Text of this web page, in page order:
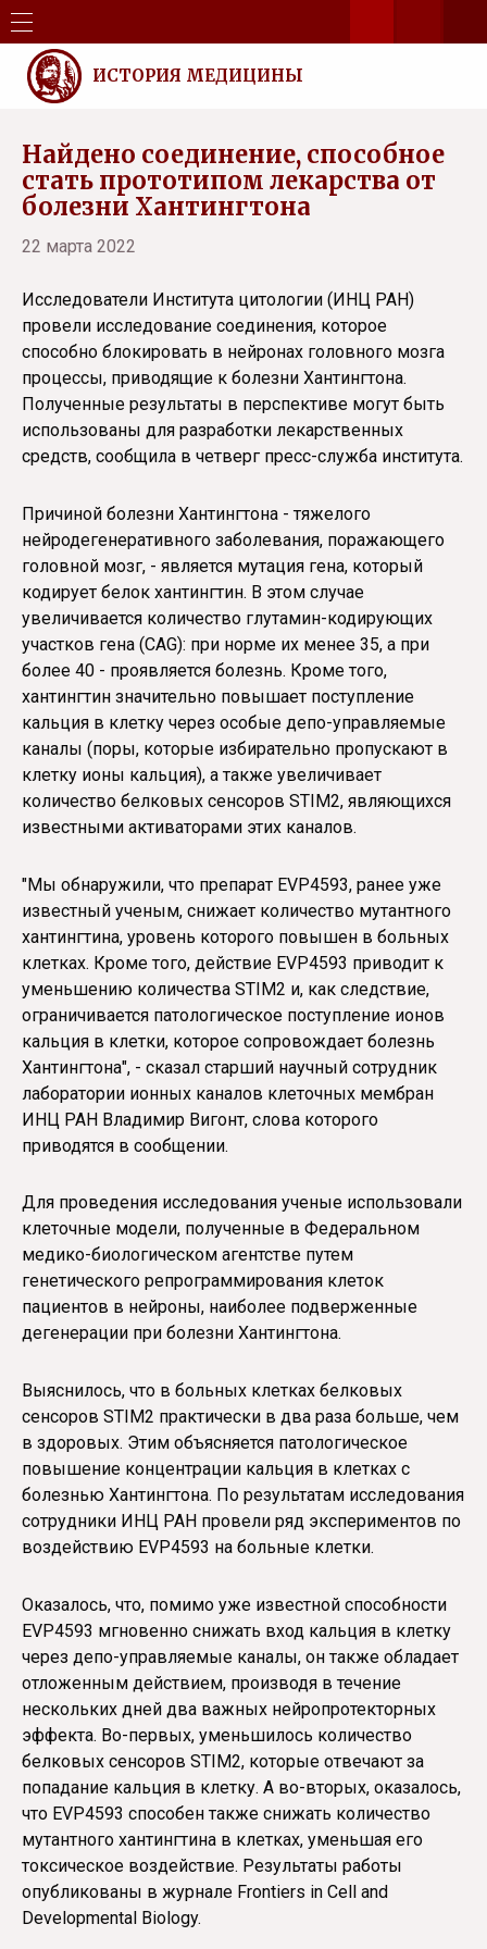
ИСТОРИЯ МЕДИЦИНЫ
Найдено соединение, способное
стать прототипом лекарства от
болезни Хантингтона
22 марта 2022
Исследователи Института цитологии (ИНЦ РАН)
провели исследование соединения, которое
способно блокировать в нейронах головного мозга
процессы, приводящие к болезни Хантингтона.
Полученные результаты в перспективе могут быть
использованы для разработки лекарственных
средств, сообщила в четверг пресс-служба института.
Причиной болезни Хантингтона - тяжелого
нейродегенеративного заболевания, поражающего
головной мозг, - является мутация гена, который
кодирует белок хантингтин. В этом случае
увеличивается количество глутамин-кодирующих
участков гена (CAG): при норме их менее 35, а при
более 40 - проявляется болезнь. Кроме того,
хантингтин значительно повышает поступление
кальция в клетку через особые депо-управляемые
каналы (поры, которые избирательно пропускают в
клетку ионы кальция), а также увеличивает
количество белковых сенсоров STIM2, являющихся
известными активаторами этих каналов.
"Мы обнаружили, что препарат EVP4593, ранее уже
известный ученым, снижает количество мутантного
хантингтина, уровень которого повышен в больных
клетках. Кроме того, действие EVP4593 приводит к
уменьшению количества STIM2 и, как следствие,
ограничивается патологическое поступление ионов
кальция в клетки, которое сопровождает болезнь
Хантингтона", - сказал старший научный сотрудник
лаборатории ионных каналов клеточных мембран
ИНЦ РАН Владимир Вигонт, слова которого
приводятся в сообщении.
Для проведения исследования ученые использовали
клеточные модели, полученные в Федеральном
медико-биологическом агентстве путем
генетического репрограммирования клеток
пациентов в нейроны, наиболее подверженные
дегенерации при болезни Хантингтона.
Выяснилось, что в больных клетках белковых
сенсоров STIM2 практически в два раза больше, чем
в здоровых. Этим объясняется патологическое
повышение концентрации кальция в клетках с
болезнью Хантингтона. По результатам исследования
сотрудники ИНЦ РАН провели ряд экспериментов по
воздействию EVP4593 на больные клетки.
Оказалось, что, помимо уже известной способности
EVP4593 мгновенно снижать вход кальция в клетку
через депо-управляемые каналы, он также обладает
отложенным действием, производя в течение
нескольких дней два важных нейропротекторных
эффекта. Во-первых, уменьшилось количество
белковых сенсоров STIM2, которые отвечают за
попадание кальция в клетку. А во-вторых, оказалось,
что EVP4593 способен также снижать количество
мутантного хантингтина в клетках, уменьшая его
токсическое воздействие. Результаты работы
опубликованы в журнале Frontiers in Cell and
Developmental Biology.